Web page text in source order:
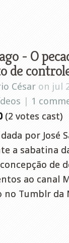
- O
de
César on jul
| 1
(2 votes cast)
por José
a sabatina
de
ao canal
Tumblr da